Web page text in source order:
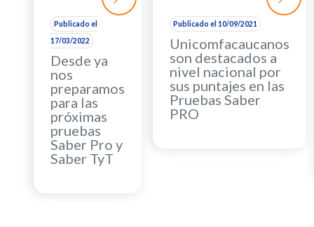
Publicado el
17/03/2022
Desde ya
nos
preparamos
para las
próximas
pruebas
Saber Pro y
Saber TyT
Publicado el 10/09/2021
Unicomfacaucanos
son destacados a
nivel nacional por
sus puntajes en las
Pruebas Saber
PRO